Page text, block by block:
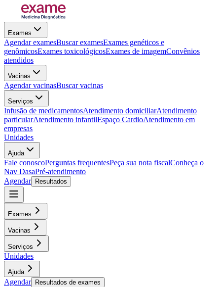
Exames
Agendar examesBuscar examesExames genéticos e
genômicosExames toxicológicosExames de imagemConvênios
atendidos
Vacinas
Agendar vacinasBuscar vacinas
Serviços
Infusão de medicamentosAtendimento domiciliarAtendimento
particularAtendimento infantilEspaço CardioAtendimento em
empresas
Unidades
Ajuda
Fale conoscoPerguntas frequentesPeça sua nota fiscalConheça o
Nav DasaPré-atendimento
Agendar
Resultados
Exames
Vacinas
Serviços
Unidades
Ajuda
Agendar Resultados de exames